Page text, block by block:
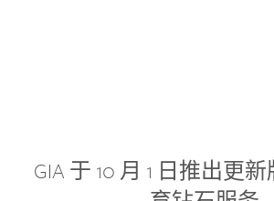
GIA 于 10 月 1 日推出更